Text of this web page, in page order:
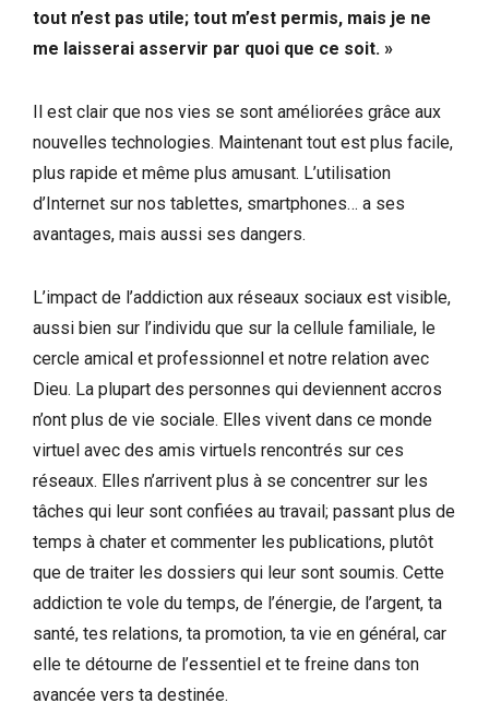
tout n’est pas utile; tout m’est permis, mais je ne
me laisserai asservir par quoi que ce soit. »
Il est clair que nos vies se sont améliorées grâce aux
nouvelles technologies. Maintenant tout est plus facile,
plus rapide et même plus amusant. L’utilisation
d’Internet sur nos tablettes, smartphones… a ses
avantages, mais aussi ses dangers.
L’impact de l’addiction aux réseaux sociaux est visible,
aussi bien sur l’individu que sur la cellule familiale, le
cercle amical et professionnel et notre relation avec
Dieu. La plupart des personnes qui deviennent accros
n’ont plus de vie sociale. Elles vivent dans ce monde
virtuel avec des amis virtuels rencontrés sur ces
réseaux. Elles n’arrivent plus à se concentrer sur les
tâches qui leur sont confiées au travail; passant plus de
temps à chater et commenter les publications, plutôt
que de traiter les dossiers qui leur sont soumis. Cette
addiction te vole du temps, de l’énergie, de l’argent, ta
santé, tes relations, ta promotion, ta vie en général, car
elle te détourne de l’essentiel et te freine dans ton
avancée vers ta destinée.